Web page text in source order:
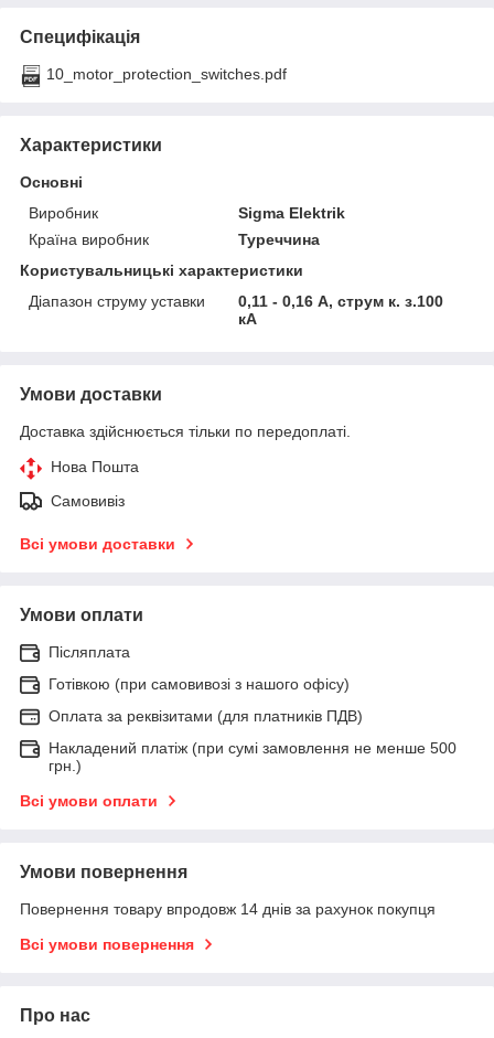
Специфікація
10_motor_protection_switches.pdf
Характеристики
Основні
Виробник
Sigma Elektrik
Країна виробник
Туреччина
Користувальницькі характеристики
Діапазон струму уставки
0,11 - 0,16 А, струм к. з.100
кА
Умови доставки
Доставка здійснюється тільки по передоплаті.
Нова Пошта
Самовивіз
Всі умови доставки
Умови оплати
Післяплата
Готівкою (при самовивозі з нашого офісу)
Оплата за реквізитами (для платників ПДВ)
Накладений платіж (при сумі замовлення не менше 500
грн.)
Всі умови оплати
Умови повернення
Повернення товару впродовж 14 днів за рахунок покупця
Всі умови повернення
Про нас